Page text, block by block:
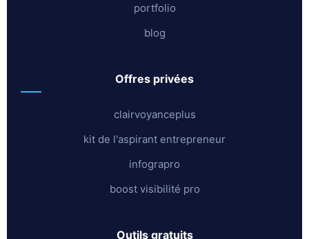
portfolio
blog
offres privées
clairvoyanceplus
kit de l'aspirant entrepreneur
infograpro
boost visibilité pro
outils gratuits